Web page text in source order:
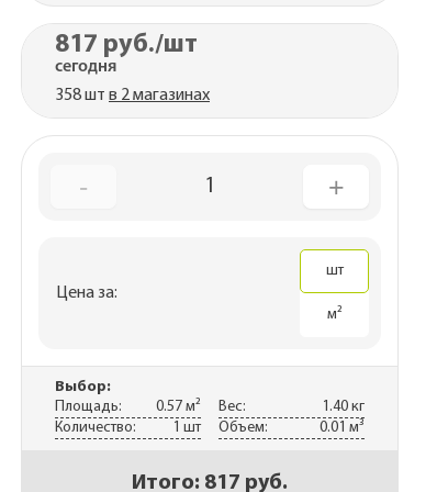
817 руб./шт
сегодня
358 шт в 2 магазинах
- 1 +
Цена за:
шт
м²
Выбор:
Площадь:
0.57 м² Вес:
1.40 кг
Количество:
1 шт Объем: 0.01 м³
Итого: 817 руб.